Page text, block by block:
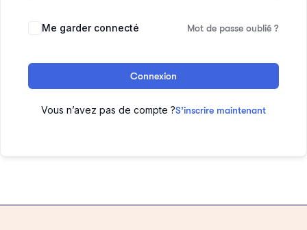
Me garder connecté Mot de passe oublié ?
Connexion
Vous n’avez pas de compte ?S’inscrire maintenant